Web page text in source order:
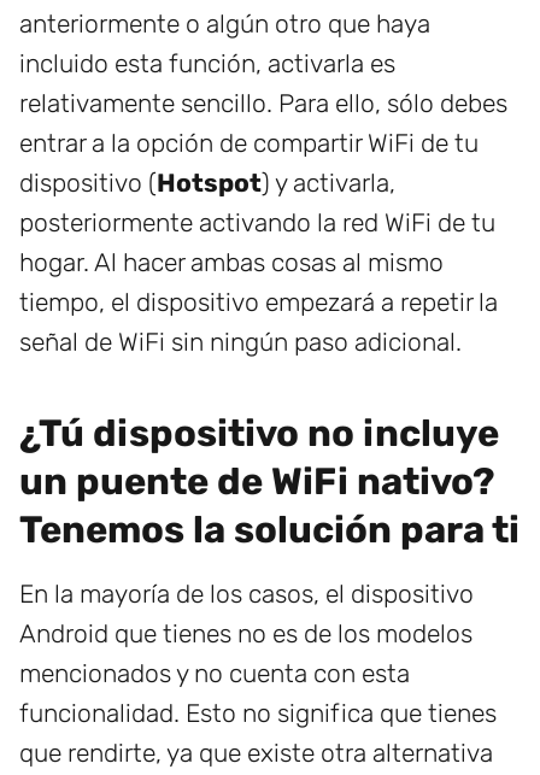
anteriormente o algún otro que haya
incluido esta función, activarla es
relativamente sencillo. Para ello, sólo debes
entrar a la opción de compartir WiFi de tu
dispositivo (Hotspot) y activarla,
posteriormente activando la red WiFi de tu
hogar. Al hacer ambas cosas al mismo
tiempo, el dispositivo empezará a repetir la
señal de WiFi sin ningún paso adicional.
¿Tú dispositivo no incluye
un puente de WiFi nativo?
Tenemos la solución para ti
En la mayoría de los casos, el dispositivo
Android que tienes no es de los modelos
mencionados y no cuenta con esta
funcionalidad. Esto no significa que tienes
que rendirte, ya que existe otra alternativa